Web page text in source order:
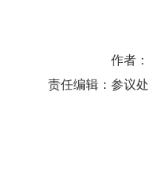
作者：
责任编辑：参议处